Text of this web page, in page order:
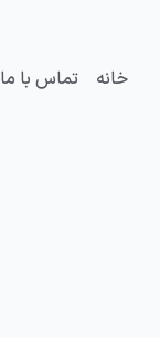
خانه تماس با ما